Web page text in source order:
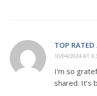
TOP
10/04/2024 AT
I’m so
shared. It’s